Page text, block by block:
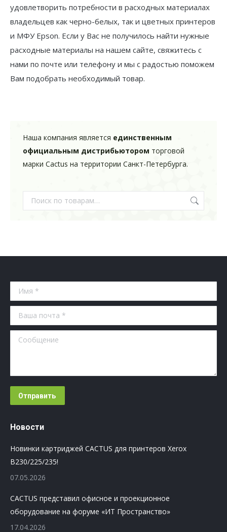
удовлетворить потребности в расходных материалах
владельцев как черно-белых, так и цветных принтеров
и МФУ Epson. Если у Вас не получилось найти нужные
расходные материалы на нашем сайте, свяжитесь с
нами по почте или телефону и мы с радостью поможем
Вам подобрать необходимый товар.
Наша компания является единственным
официальным дистрибьютором торговой
марки Cactus на территории Санкт-Петербурга.
Имя *
Ваша почта *
Сообщение
Отправить
Новости
Новинки картриджей CACTUS для принтеров Xerox
B230/225/235!
07.05.2026
CACTUS представил офисное и проекционное
оборудование на форуме «ИТ Пространство»
17.04.2026